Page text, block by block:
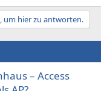
um hier zu antworten.
– Access